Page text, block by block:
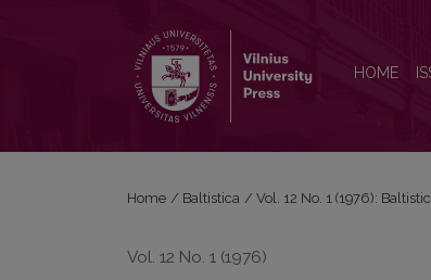
HOME
Home / Baltistica / Vol. 12 No. 1 (1976):
Vol. 12 No. 1 (1976)